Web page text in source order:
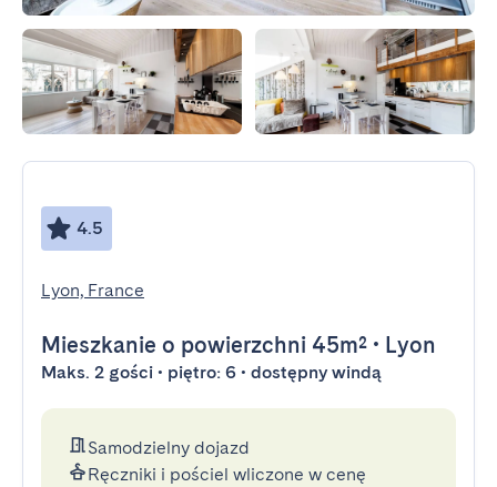
4.5
Lyon, France
Mieszkanie o powierzchni 45m² • Lyon
Maks. 2 gości • piętro: 6 • dostępny windą
Samodzielny dojazd
Ręczniki i pościel wliczone w cenę